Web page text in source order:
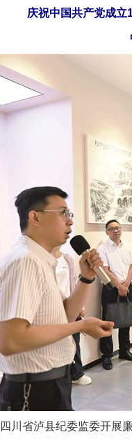
庆祝中国共产党成立
省泸县纪委监委开展廉